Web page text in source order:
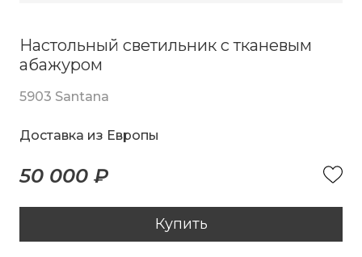
Настольный светильник с тканевым
абажуром
5903 Santana
Доставка из Европы
50 000 ₽
Купить